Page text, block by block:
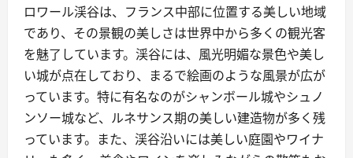
ロワール渓谷は、フランス中部に位置する美しい地域
であり、その景観の美しさは世界中から多くの観光客
を魅了しています。渓谷には、風光明媚な景色や美し
い城が点在しており、まるで絵画のような風景が広が
っています。特に有名なのがシャンボール城やシュノ
ンソー城など、ルネサンス期の美しい建造物が多く残
っています。また、渓谷沿いには美しい庭園やワイナ